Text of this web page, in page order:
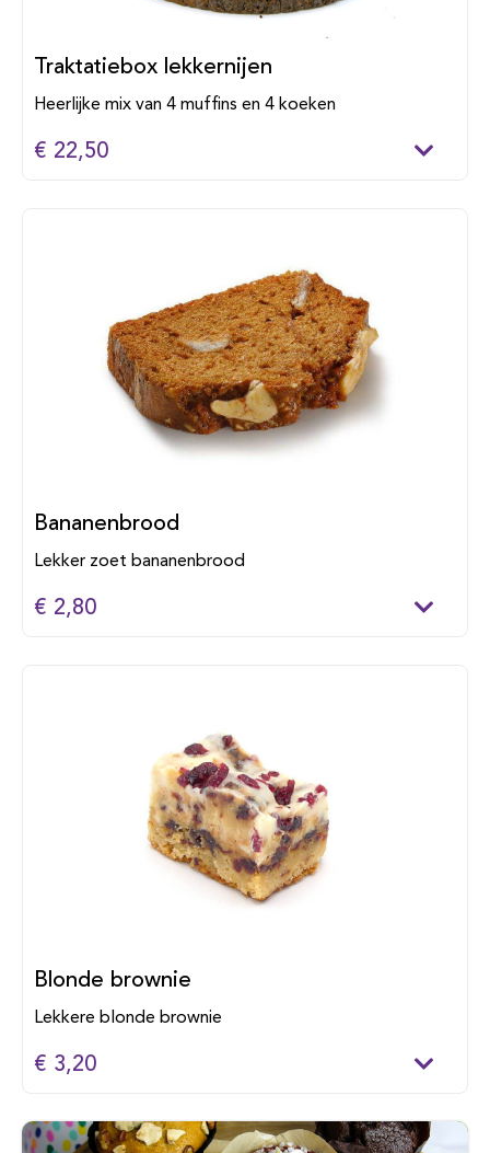
Traktatiebox lekkernijen
Heerlijke mix van 4 muffins en 4 koeken
€ 22,50
Bananenbrood
Lekker zoet bananenbrood
€ 2,80
Blonde brownie
Lekkere blonde brownie
€ 3,20